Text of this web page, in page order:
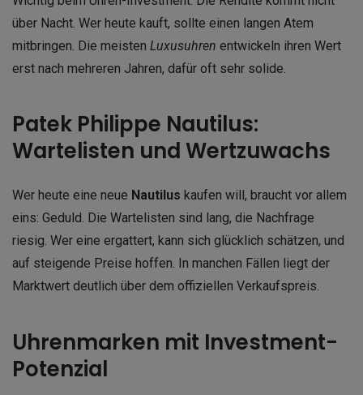
über Nacht. Wer heute kauft, sollte einen langen Atem
mitbringen. Die meisten Luxusuhren entwickeln ihren Wert
erst nach mehreren Jahren, dafür oft sehr solide.
Patek Philippe Nautilus:
Wartelisten und Wertzuwachs
Wer heute eine neue Nautilus kaufen will, braucht vor allem
eins: Geduld. Die Wartelisten sind lang, die Nachfrage
riesig. Wer eine ergattert, kann sich glücklich schätzen, und
auf steigende Preise hoffen. In manchen Fällen liegt der
Marktwert deutlich über dem offiziellen Verkaufspreis.
Uhrenmarken mit Investment-
Potenzial